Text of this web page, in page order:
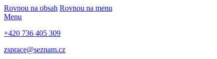
Rovnou na obsah Rovnou na menu
Menu
+420 736 405 309
zsprace@seznam.cz